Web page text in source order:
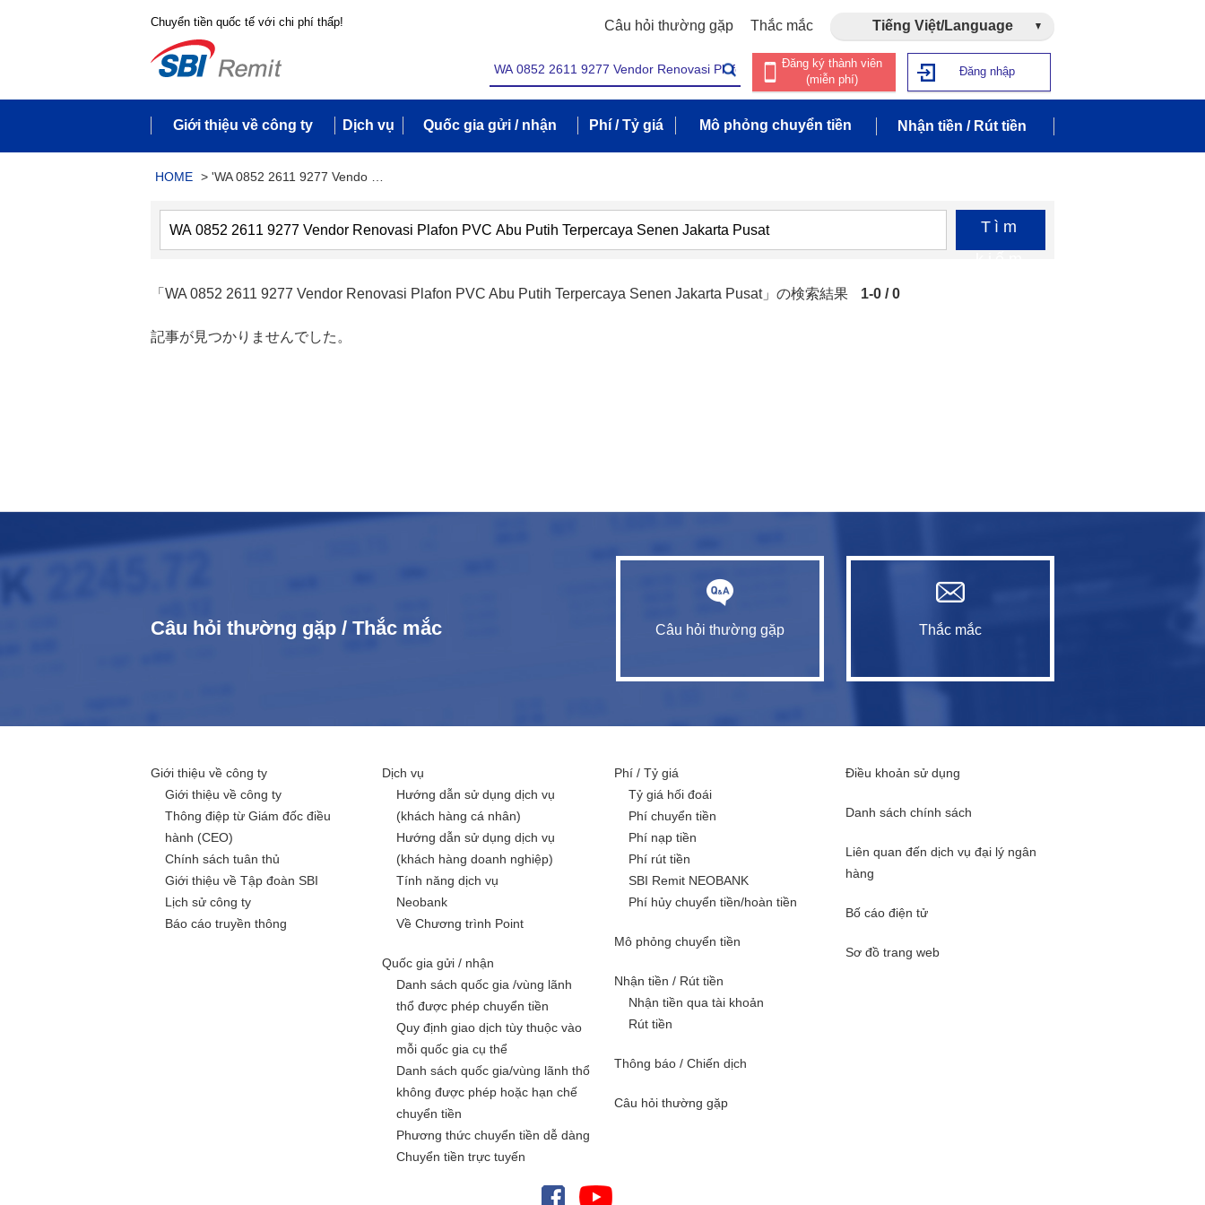
Chuyển tiền quốc tế với chi phí thấp! Câu hỏi thường gặp Thắc mắc Tiếng Việt/Language
Đăng ký thành viên
(miễn phí)
Đăng nhập
Giới thiệu về công ty Dịch vụ Quốc gia gửi / nhận Phí / Tỷ giá Mô phỏng chuyển tiền Nhận tiền / Rút tiền
HOME > 'WA 0852 2611 9277 Vendo …
Tìm
「WA 0852 2611 9277 Vendor Renovasi Plafon PVC Abu Putih Terpercaya Senen Jakarta Pusat」の検索結果 1-0 / 0
記事が見つかりませんでした。
Câu hỏi thường gặp / Thắc mắc Câu hỏi thường gặp Thắc mắc
Giới thiệu về công ty
Giới thiệu về công ty
Thông điệp từ Giám đốc điều
hành (CEO)
Chính sách tuân thủ
Giới thiệu về Tập đoàn SBI
Lịch sử công ty
Báo cáo truyền thông
Dịch vụ
Hướng dẫn sử dụng dịch vụ
(khách hàng cá nhân)
Hướng dẫn sử dụng dịch vụ
(khách hàng doanh nghiệp)
Tính năng dịch vụ
Neobank
Về Chương trình Point
Quốc gia gửi / nhận
Danh sách quốc gia /vùng lãnh
thổ được phép chuyển tiền
Quy định giao dịch tùy thuộc vào
mỗi quốc gia cụ thể
Danh sách quốc gia/vùng lãnh thổ
không được phép hoặc hạn chế
chuyển tiền
Phương thức chuyển tiền dễ dàng
Chuyển tiền trực tuyến
Phí / Tỷ giá
Tỷ giá hối đoái
Phí chuyển tiền
Phí nạp tiền
Phí rút tiền
SBI Remit NEOBANK
Phí hủy chuyển tiền/hoàn tiền
Mô phỏng chuyển tiền
Nhận tiền / Rút tiền
Nhận tiền qua tài khoản
Rút tiền
Thông báo / Chiến dịch
Câu hỏi thường gặp
Điều khoản sử dụng
Danh sách chính sách
Liên quan đến dịch vụ đại lý ngân
hàng
Bố cáo điện tử
Sơ đồ trang web